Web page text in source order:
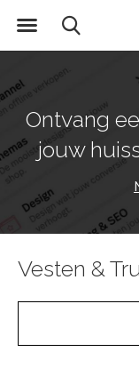
Ontvang
jouw
Vesten &